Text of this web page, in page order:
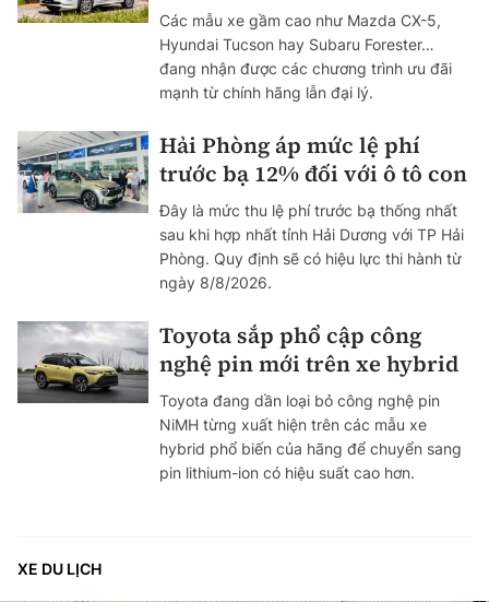
Các mẫu xe gầm cao như Mazda CX-5,
Hyundai Tucson hay Subaru Forester…
đang nhận được các chương trình ưu đãi
mạnh từ chính hãng lẫn đại lý.
Hải Phòng áp mức lệ phí
trước bạ 12% đối với ô tô con
Đây là mức thu lệ phí trước bạ thống nhất
sau khi hợp nhất tỉnh Hải Dương với TP Hải
Phòng. Quy định sẽ có hiệu lực thi hành từ
ngày 8/8/2026.
Toyota sắp phổ cập công
nghệ pin mới trên xe hybrid
Toyota đang dần loại bỏ công nghệ pin
NiMH từng xuất hiện trên các mẫu xe
hybrid phổ biến của hãng để chuyển sang
pin lithium-ion có hiệu suất cao hơn.
XE DU LỊCH